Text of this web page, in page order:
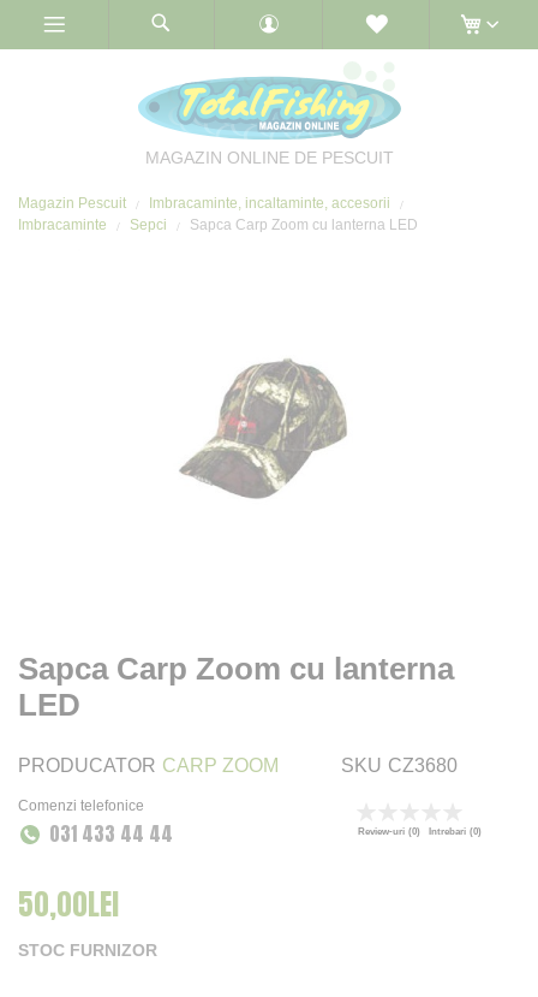
MAGAZIN ONLINE DE PESCUIT
Magazin Pescuit
Imbracaminte, incaltaminte, accesorii
Imbracaminte
Sepci Sapca Carp Zoom cu lanterna LED
Sapca Carp Zoom cu lanterna
LED
PRODUCATOR CARP ZOOM SKU CZ3680
Comenzi telefonice
031 433 44 44
0
% of100
Review-uri (0) Intrebari (0)
50,00LEI
STOC FURNIZOR